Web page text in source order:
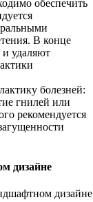
обеспечить
В конце
и удаляют
болезней:
гнилей или
рекомендуется
дизайне
дизайне